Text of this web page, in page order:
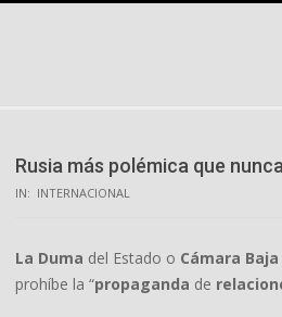
Rusia más polémica que
IN: INTERNACIONAL
La Duma del Estado o Cámara
prohíbe la “propaganda de